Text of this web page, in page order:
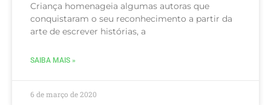
Criança homenageia algumas autoras que
conquistaram o seu reconhecimento a partir da
arte de escrever histórias, a
SAIBA MAIS »
6 de março de 2020